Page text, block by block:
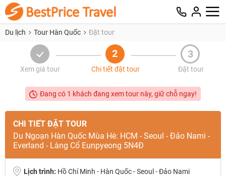
Du lịch Tour Hàn Quốc Đặt tour
Xem giá tour
2
Chi tiết đặt tour
3
Đặt tour
Đang có 1 khách đang xem tour này, giữ chỗ ngay!
CHI TIẾT ĐẶT TOUR
Du Ngoạn Hàn Quốc Mùa Hè: HCM - Seoul - Đảo Nami -
Everland - Làng Cổ Eunpyeong 5N4Đ
Lịch trình: Hồ Chí Minh - Hàn Quốc - Seoul - Đảo Nami